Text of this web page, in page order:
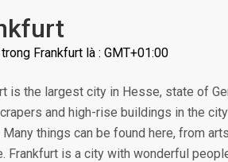
Frankfurt là : GMT+01:00
is the largest city in Hesse, state of
and high-rise buildings in the
Many things can be found here, from
Frankfurt is a city with wonderful